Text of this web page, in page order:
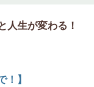
人生が変わる！
！】